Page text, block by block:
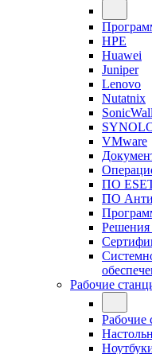
HPE
Huawei
Juniper
Lenovo
Nutatnix
SonicWall
VMware
ПО
ПО
Решения
Рабочие
Рабочие